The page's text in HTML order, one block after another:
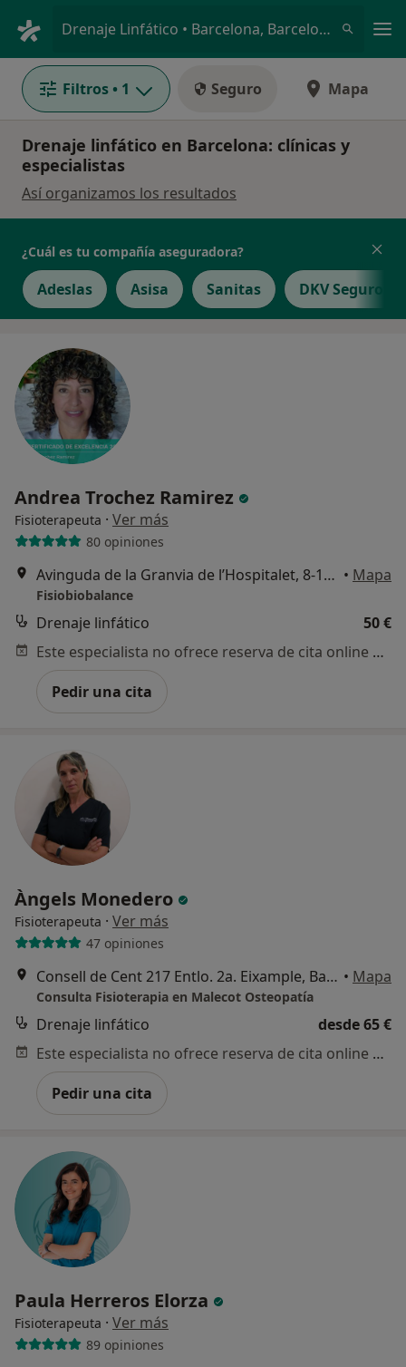
Drenaje Linfático • Barcelona, Barcelona
Filtros • 1 Seguro Mapa
Drenaje linfático en Barcelona: clínicas y
especialistas
Así organizamos los resultados
¿Cuál es tu compañía aseguradora?
Adeslas Asisa Sanitas DKV Seguros
Andrea Trochez Ramirez
Fisioterapeuta · Ver más
80 opiniones
Avinguda de la Granvia de l’Hospitalet, 8-10. 1º5 A, L'Hospitalet de Llobregat • Mapa
Fisiobiobalance
Drenaje linfático
50 €
Este especialista no ofrece reserva de cita online en esta dirección.
Pedir una cita
Àngels Monedero
Fisioterapeuta · Ver más
47 opiniones
Consell de Cent 217 Entlo. 2a. Eixample, Barcelona • Mapa
Consulta Fisioterapia en Malecot Osteopatía
Drenaje linfático
desde 65 €
Este especialista no ofrece reserva de cita online en esta dirección.
Pedir una cita
Paula Herreros Elorza
Fisioterapeuta · Ver más
89 opiniones